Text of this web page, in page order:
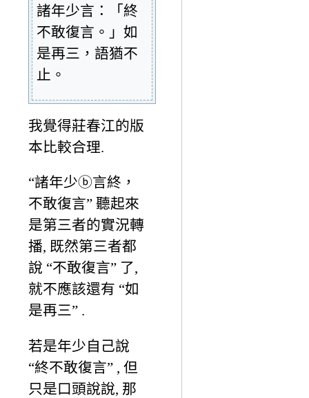
諸年少言：「終
不敢復言。」如
是再三，語猶不
止。
我覺得莊春江的版
本比較合理.
“諸年少ⓑ言終，
不敢復言” 聽起來
是第三者的實況轉
播, 既然第三者都
說 “不敢復言” 了,
就不應該還有 “如
是再三” .
若是年少自己說
“終不敢復言” , 但
只是口頭說說, 那